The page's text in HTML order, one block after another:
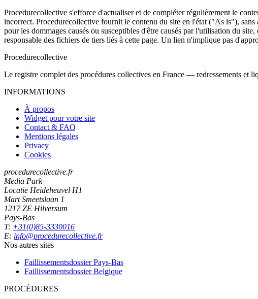
Procedurecollective s'efforce d'actualiser et de compléter régulièrement le
incorrect. Procedurecollective fournit le contenu du site en l'état ("As is"),
pour les dommages causés ou susceptibles d'être causés par l'utilisation du
responsable des fichiers de tiers liés à cette page. Un lien n'implique pas
Procedurecollective
Le registre complet des procédures collectives en France — redressements et
INFORMATIONS
À propos
Widget pour votre site
Contact & FAQ
Mentions légales
Privacy
Cookies
procedurecollective.fr
Media Park
Locatie Heideheuvel H1
Mart Smeetslaan 1
1217 ZE Hilversum
Pays-Bas
T: +31(0)85-3330016
E: info@procedurecollective.fr
Nos autres sites
Faillissementsdossier Pays-Bas
Faillissementsdossier Belgique
PROCÉDURES